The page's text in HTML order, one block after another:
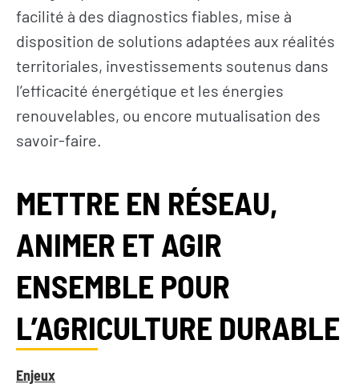
facilité à des diagnostics fiables, mise à
disposition de solutions adaptées aux réalités
territoriales, investissements soutenus dans
l’efficacité énergétique et les énergies
renouvelables, ou encore mutualisation des
savoir-faire.
METTRE EN RÉSEAU,
ANIMER ET AGIR
ENSEMBLE POUR
L’AGRICULTURE DURABLE
Enjeux